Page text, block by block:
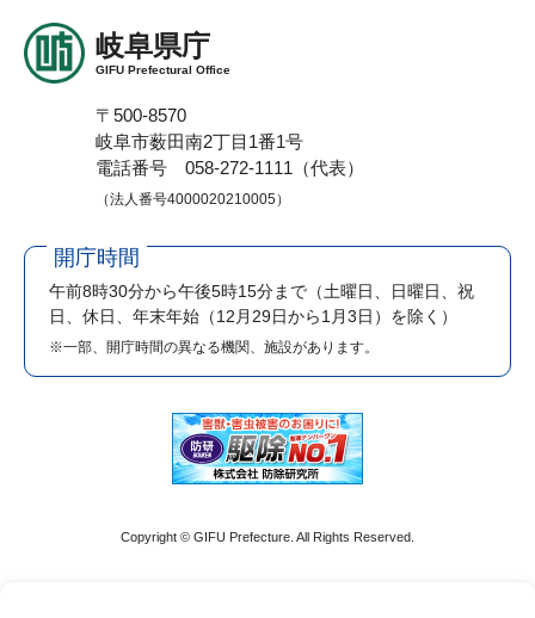
岐阜県庁
GIFU Prefectural Office
〒500-8570
岐阜市薮田南2丁目1番1号
電話番号 058-272-1111（代表）
（法人番号4000020210005）
開庁時間
午前8時30分から午後5時15分まで （土曜日、日曜日、祝
日、休日、年末年始（12月29日から1月3日）を除く）
※一部、開庁時間の異なる機関、施設があります。
Copyright © GIFU Prefecture. All Rights Reserved.